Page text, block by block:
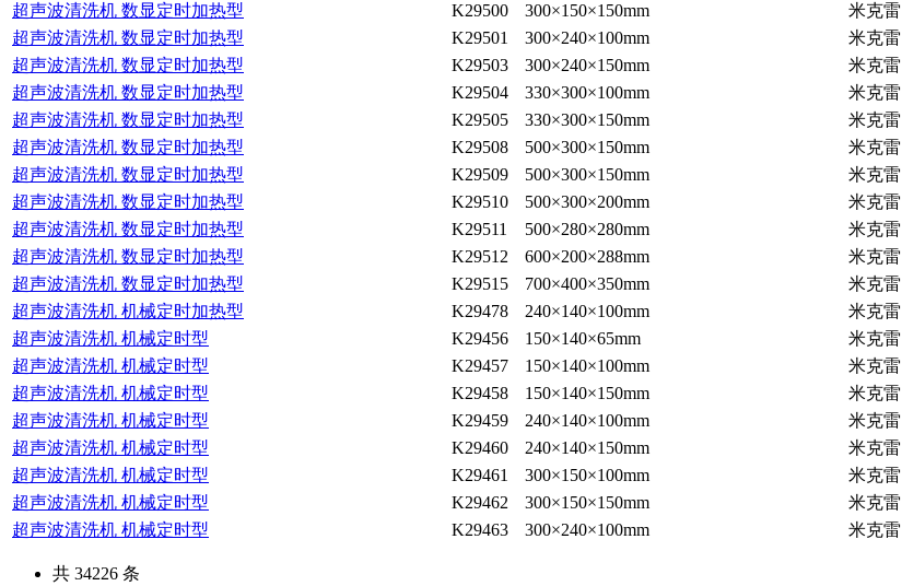
超声波清洗机 数显定时加热型
K29500 300×150×150mm
米克雷
超声波清洗机 数显定时加热型
K29501 300×240×100mm
米克雷
超声波清洗机 数显定时加热型
K29503 300×240×150mm
米克雷
超声波清洗机 数显定时加热型
K29504 330×300×100mm
米克雷
超声波清洗机 数显定时加热型
K29505 330×300×150mm
米克雷
超声波清洗机 数显定时加热型
K29508 500×300×150mm
米克雷
超声波清洗机 数显定时加热型
K29509 500×300×150mm
米克雷
超声波清洗机 数显定时加热型
K29510 500×300×200mm
米克雷
超声波清洗机 数显定时加热型
K29511 500×280×280mm
米克雷
超声波清洗机 数显定时加热型
K29512 600×200×288mm
米克雷
超声波清洗机 数显定时加热型
K29515 700×400×350mm
米克雷
超声波清洗机 机械定时加热型
K29478 240×140×100mm
米克雷
超声波清洗机 机械定时型
K29456 150×140×65mm
米克雷
超声波清洗机 机械定时型
K29457 150×140×100mm
米克雷
超声波清洗机 机械定时型
K29458 150×140×150mm
米克雷
超声波清洗机 机械定时型
K29459 240×140×100mm
米克雷
超声波清洗机 机械定时型
K29460 240×140×150mm
米克雷
超声波清洗机 机械定时型
K29461 300×150×100mm
米克雷
超声波清洗机 机械定时型
K29462 300×150×150mm
米克雷
超声波清洗机 机械定时型
K29463 300×240×100mm 米克雷
共 34226 条